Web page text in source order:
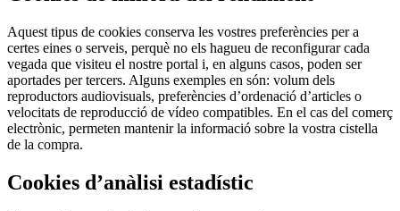
Aquest tipus de cookies conserva les vostres preferències per a
certes eines o serveis, perquè no els hagueu de reconfigurar cada
vegada que visiteu el nostre portal i, en alguns casos, poden ser
aportades per tercers. Alguns exemples en són: volum dels
reproductors audiovisuals, preferències d’ordenació d’articles o
velocitats de reproducció de vídeo compatibles. En el cas del comerç
electrònic, permeten mantenir la informació sobre la vostra cistella
de la compra.
Cookies d’anàlisi estadístic